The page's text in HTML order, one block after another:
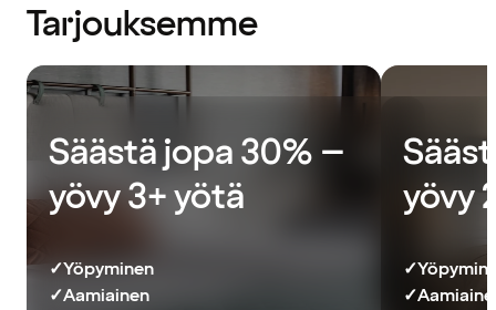
Tarjouksemme
Säästä jopa 30% –
yövy 3+ yötä
✓Yöpyminen
✓Aamiainen
yövy
✓
✓